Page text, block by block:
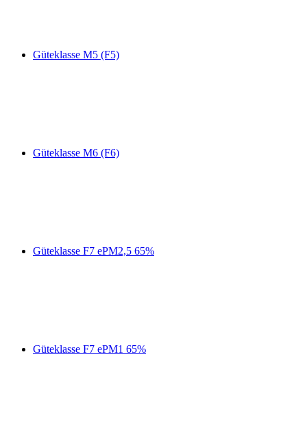
Güteklasse M5 (F5)
Güteklasse M6 (F6)
Güteklasse F7 ePM2,5 65%
Güteklasse F7 ePM1 65%